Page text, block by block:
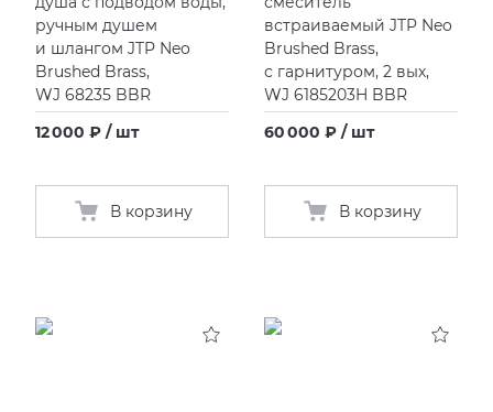
ручным душем
и шлангом JTP Neo
Brushed Brass,
WJ 68235 BBR
12 000 ₽ / шт
В корзину
встраиваемый JTP Neo
Brushed Brass,
с гарнитуром, 2 вых,
WJ 6185203H BBR
60 000 ₽ / шт
В корзину